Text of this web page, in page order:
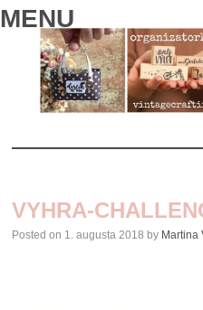
MENU
CONTENT
VYHRA-
Posted on 1. augusta 2018 by Martina